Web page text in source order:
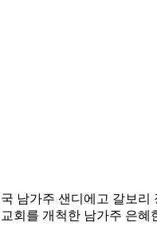
남가주 샌디에고 갈보
회를 개척한 남가주 은